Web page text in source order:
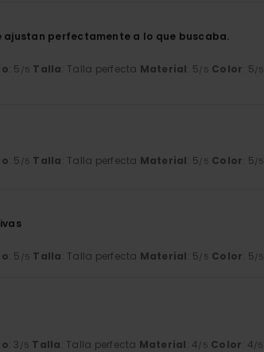
ajustan perfectamente a lo que buscaba.
: 5 /5 Talla: Talla perfecta Material: 5/5 Color: 5/5
: 5 /5 Talla: Talla perfecta Material: 5/5 Color: 5/5
: 5 /5 Talla: Talla perfecta Material: 5/5 Color: 5/5
: 3 /5 Talla: Talla perfecta Material: 4/5 Color: 4/5